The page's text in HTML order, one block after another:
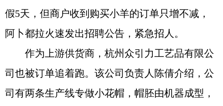
假5天，但商户收到购买小羊的订单只增不减，
阿卜都拉火速发出招聘公告，紧急招人。
作为上游供货商，杭州众引力工艺品有限公
司也被订单追着跑。该公司负责人陈倩介绍，公
司有两条生产线专做小花帽，帽胚由机器成型，